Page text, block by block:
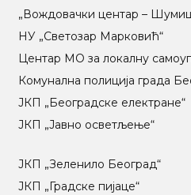
„Вождовачки центар –
НУ „Светозар Марковић“
Центар МO за локалну
Комунална полиција града
ЈКП „Београдске електране“
ЈКП „Јавно осветљење“
ЈКП „Зеленило Београд“
ЈКП „Градске пијаце“